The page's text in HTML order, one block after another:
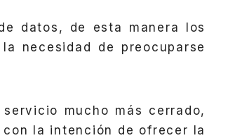
datos, de esta manera los
necesidad de preocuparse
mucho más cerrado,
la intención de ofrecer la